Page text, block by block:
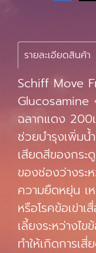
รายละเอียดสินค้า
Schiff Move
ฉลากแดง 200
ช่วยบำรุงเพิ่มน้
เสียดสีของกระ
ของช่องว่างระ
ความยืดหยุ่น เ
หรือโรคข้อเข่า
เลี้ยงระหว่างไ
ทำให้เกิดการเ